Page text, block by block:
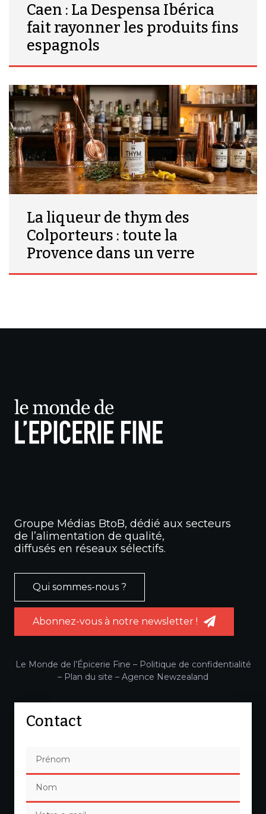
Caen : La Despensa Ibérica
fait rayonner les produits fins
espagnols
La liqueur de thym des
Colporteurs : toute la
Provence dans un verre
Groupe Médias BtoB, dédié aux secteurs
de l’alimentation de qualité,
diffusés en réseaux sélectifs.
Qui sommes-nous ?
Abonnez-vous à notre newsletter !
Le Monde de l’Épicerie Fine – Politique de confidentialité
– Plan du site – Agence Newzealand
Contact